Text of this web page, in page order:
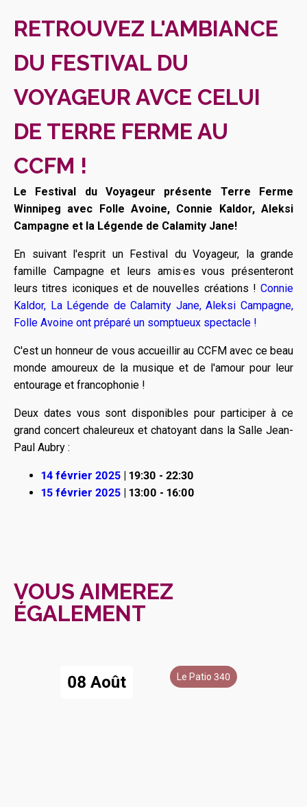
RETROUVEZ L'AMBIANCE
DU FESTIVAL DU
VOYAGEUR AVCE CELUI
DE TERRE FERME AU
CCFM !
Le Festival du Voyageur présente Terre Ferme
Winnipeg avec Folle Avoine, Connie Kaldor, Aleksi
Campagne et la Légende de Calamity Jane!
En suivant l'esprit un Festival du Voyageur, la grande
famille Campagne et leurs amis·es vous présenteront
leurs titres iconiques et de nouvelles créations ! Connie
Kaldor, La Légende de Calamity Jane,Aleksi Campagne,
Folle Avoine ont préparé un somptueux spectacle !
C'est un honneur de vous accueillir au CCFM avec ce beau
monde amoureux de la musique et de l'amour pour leur
entourage et francophonie !
Deux dates vous sont disponibles pour participer à ce
grand concert chaleureux et chatoyant dans la Salle Jean-
Paul Aubry :
14 février 2025 | 19:30 - 22:30
15 février 2025 | 13:00 - 16:00
VOUS AIMEREZ
ÉGALEMENT
08 Août Le Patio 340